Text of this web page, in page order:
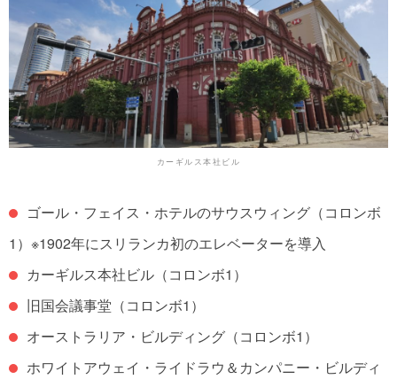
カーギルス本社ビル
ゴール・フェイス・ホテルのサウスウィング（コロンボ
1）※1902年にスリランカ初のエレベーターを導入
カーギルス本社ビル（コロンボ1）
旧国会議事堂（コロンボ1）
オーストラリア・ビルディング（コロンボ1）
ホワイトアウェイ・ライドラウ＆カンパニー・ビルディ